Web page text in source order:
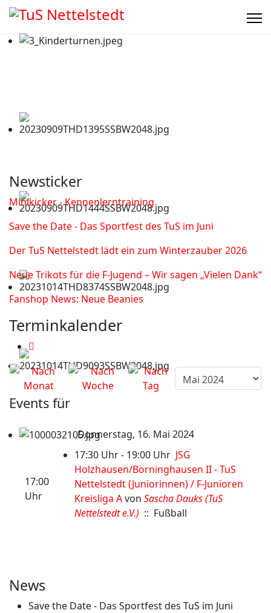
Newsticker
Minikicker - Kennenlerntraining
Save the Date - Das Sportfest des TuS im Juni
Der TuS Nettelstedt lädt ein zum Winterzauber 2026
Neue Trikots für die F-Jugend – Wir sagen „Vielen Dank“
Fanshop News: Neue Beanies
Terminkalender
Events für
Donnerstag, 16. Mai 2024
17:00
Uhr
17:30 Uhr - 19:00 Uhr JSG
Holzhausen/Börninghausen II - TuS
Nettelstedt (Juniorinnen) / F-Junioren
Kreisliga Avon Sascha Dauks (TuS
Nettelstedt e.V.) :: Fußball
News
Save the Date - Das Sportfest des TuS im Juni